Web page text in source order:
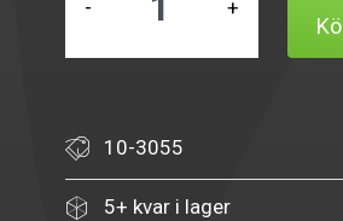
- +
10-3055
5+ kvar i lager